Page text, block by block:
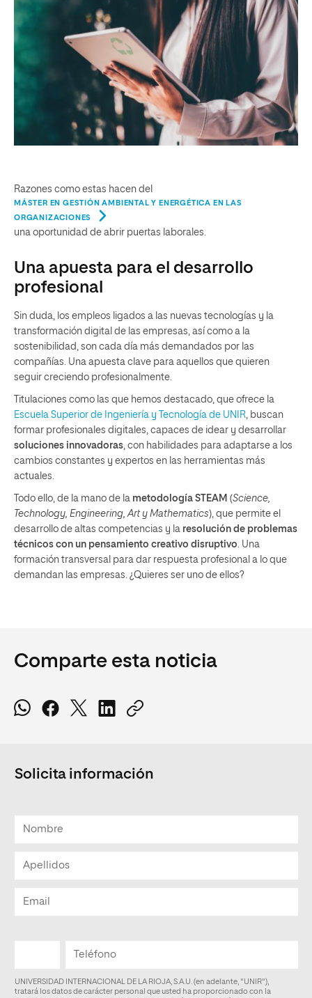
Razones como estas hacen del
MÁSTER EN GESTIÓN AMBIENTAL Y ENERGÉTICA EN LAS
ORGANIZACIONES
una oportunidad de abrir puertas laborales.
Una apuesta para el desarrollo
profesional
Sin duda, los empleos ligados a las nuevas tecnologías y la
transformación digital de las empresas, así como a la
sostenibilidad, son cada día más demandados por las
compañías. Una apuesta clave para aquellos que quieren
seguir creciendo profesionalmente.
Titulaciones como las que hemos destacado, que ofrece la
Escuela Superior de Ingeniería y Tecnología de UNIR , buscan
formar profesionales digitales, capaces de idear y desarrollar
soluciones innovadoras , con habilidades para adaptarse a los
cambios constantes y expertos en las herramientas más
actuales.
Todo ello, de la mano de la metodología STEAM (Science,
Technology, Engineering, Art y Mathematics), que permite el
desarrollo de altas competencias y la resolución de problemas
técnicos con un pensamiento creativo disruptivo . Una
formación transversal para dar respuesta profesional a lo que
demandan las empresas. ¿Quieres ser uno de ellos?
Comparte esta noticia
Solicita información